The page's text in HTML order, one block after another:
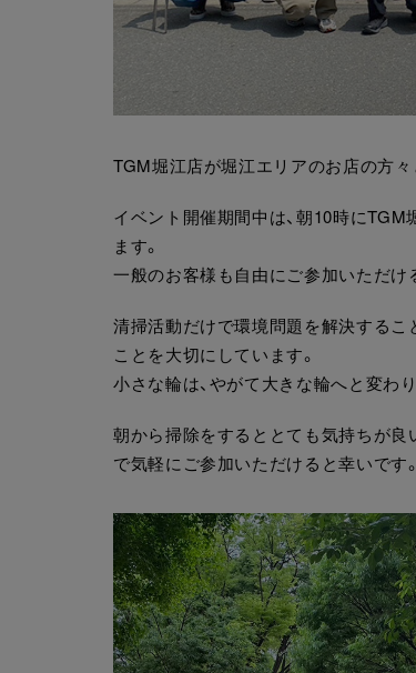
TGM堀江店が堀江エリアのお店の方
イベント開催期間中は、朝10時に
ます。
一般のお客様も自由にご参加いただけ
清掃活動だけで環境問題を解決するこ
ことを大切にしています。
小さな輪は、やがて大きな輪へと変わ
朝から掃除をするととても気持ちが良
で気軽にご参加いただけると幸いです。